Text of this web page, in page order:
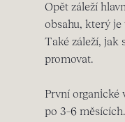
Opět záleží
obsahu, který je
Také záleží, jak
promovat.
První organické
po 3–6 měsících.